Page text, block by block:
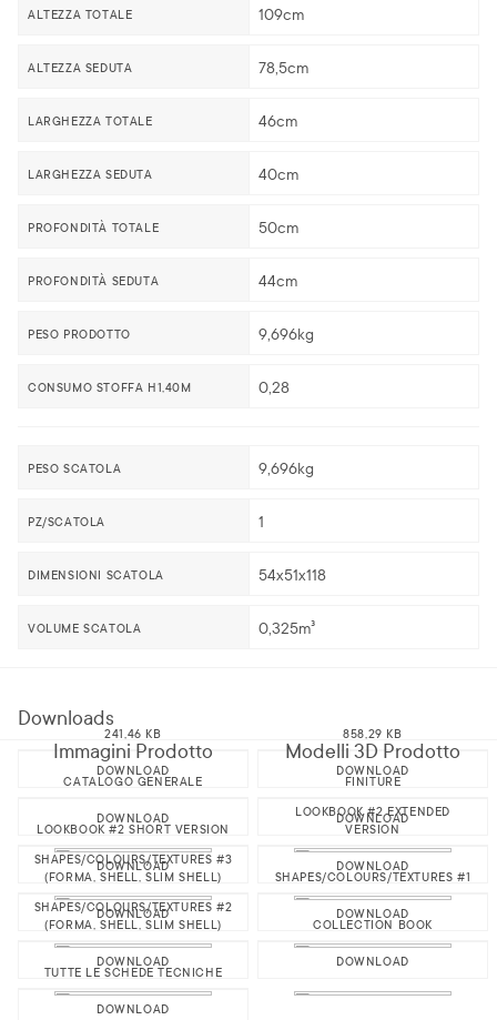
ALTEZZA TOTALE 109cm
ALTEZZA SEDUTA 78,5cm
LARGHEZZA TOTALE 46cm
LARGHEZZA SEDUTA 40cm
PROFONDITÀ TOTALE 50cm
PROFONDITÀ SEDUTA 44cm
PESO PRODOTTO 9,696kg
CONSUMO STOFFA H1,40M 0,28
PESO SCATOLA 9,696kg
PZ/SCATOLA 1
DIMENSIONI SCATOLA 54x51x118
VOLUME SCATOLA 0,325m³
Downloads
Immagini Prodotto
241,46 KB
DOWNLOAD
Modelli 3D Prodotto
858,29 KB
DOWNLOAD
CATALOGO GENERALE
DOWNLOAD
FINITURE
DOWNLOAD
LOOKBOOK #2 SHORT VERSION
DOWNLOAD
LOOKBOOK #2 EXTENDED
VERSION
DOWNLOAD
SHAPES/COLOURS/TEXTURES #3
(FORMA, SHELL, SLIM SHELL)
DOWNLOAD
SHAPES/COLOURS/TEXTURES #1
DOWNLOAD
SHAPES/COLOURS/TEXTURES #2
(FORMA, SHELL, SLIM SHELL)
DOWNLOAD
COLLECTION BOOK
DOWNLOAD
TUTTE LE SCHEDE TECNICHE
DOWNLOAD